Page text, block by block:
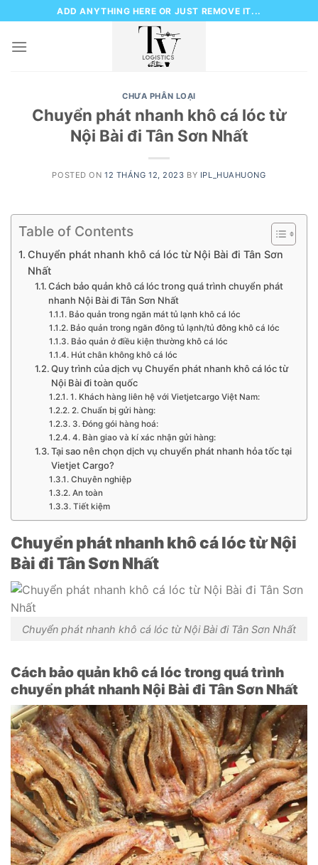
to
content
ADD ANYTHING HERE OR JUST REMOVE IT...
CHƯA PHÂN LOẠI
Chuyển phát nhanh khô cá lóc từ
Nội Bài đi Tân Sơn Nhất
POSTED ON12 THÁNG 12, 2023 BY IPL_HUAHUONG
Table of Contents
Chuyển phát nhanh khô cá lóc từ Nội Bài đi Tân Sơn
Nhất
Cách bảo quản khô cá lóc trong quá trình chuyển phát
nhanh Nội Bài đi Tân Sơn Nhất
Bảo quản trong ngăn mát tủ lạnh khô cá lóc
Bảo quản trong ngăn đông tủ lạnh/tủ đông khô cá lóc
Bảo quản ở điều kiện thường khô cá lóc
Hút chân không khô cá lóc
Quy trình của dịch vụ Chuyển phát nhanh khô cá lóc từ
Nội Bài đi toàn quốc
1. Khách hàng liên hệ với Vietjetcargo Việt Nam:
2. Chuẩn bị gửi hàng:
3. Đóng gói hàng hoá:
4. Bàn giao và kí xác nhận gửi hàng:
Tại sao nên chọn dịch vụ chuyển phát nhanh hỏa tốc tại
Vietjet Cargo?
Chuyên nghiệp
An toàn
Tiết kiệm
Chuyển phát nhanh khô cá lóc từ Nội
Bài đi Tân Sơn Nhất
Chuyển phát nhanh khô cá lóc từ Nội Bài đi Tân Sơn Nhất
Cách bảo quản khô cá lóc trong quá trình
chuyển phát nhanh Nội Bài đi Tân Sơn Nhất